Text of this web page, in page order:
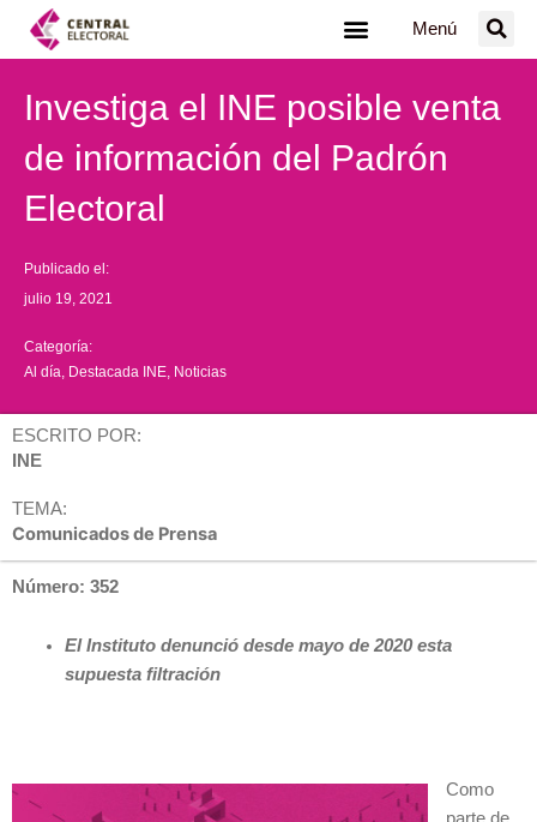
Menú
Investiga el INE posible venta
de información del Padrón
Electoral
Publicado el:
julio 19, 2021
Categoría:
Al día Destacada INE Noticias
ESCRITO POR:
INE
TEMA:
Comunicados de Prensa
Número: 352
El Instituto denunció desde mayo de 2020 esta
supuesta filtración
Como
parte de